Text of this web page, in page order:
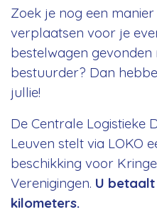
Zoek je nog een
verplaatsen voor je
bestelwagen gevonden
bestuurder? Dan
jullie!
De Centrale Logistieke
Leuven stelt via LOKO
beschikking voor
Verenigingen. U
kilometers.